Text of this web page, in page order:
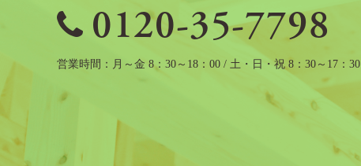
0120-35-7798
営業時間 月～金 8：30～18：00 / 土・日・祝 8：30～17：30